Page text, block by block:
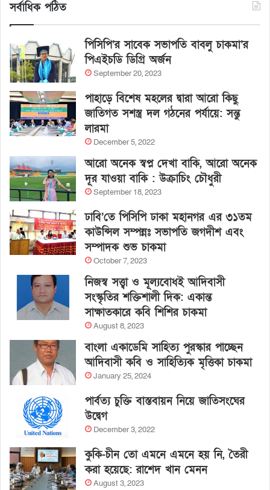
সর্বাধিক পঠিত
পিসিপি’র সাবেক সভাপতি বাবলু চাকমা’র
পিএইচডি ডিগ্রি অর্জন
September 20, 2023
পাহাড়ে বিশেষ মহলের দ্বারা আরো কিছু
জাতিগত সশস্ত্র দল গঠনের পর্যায়ে: সন্তু
লারমা
December 5, 2022
আরো অনেক স্বপ্ন দেখা বাকি, আরো অনেক
দূর যাওয়া বাকি : উক্রাচিং চৌধুরী
September 18, 2023
ঢাবি’তে পিসিপি ঢাকা মহানগর এর ৩১তম
কাউন্সিল সম্পন্নঃ সভাপতি জগদীশ এবং
সম্পাদক শুভ চাকমা
October 7, 2023
নিজস্ব সত্ত্বা ও মূল্যবোধই আদিবাসী
সংস্কৃতির শক্তিশালী দিক: একান্ত
সাক্ষাতকারে কবি শিশির চাকমা
August 8, 2023
বাংলা একাডেমি সাহিত্য পুরস্কার পাচ্ছেন
আদিবাসী কবি ও সাহিত্যিক মৃত্তিকা চাকমা
January 25, 2024
পার্বত্য চুক্তি বাস্তবায়ন নিয়ে জাতিসংঘের
উদ্বেগ
December 3, 2022
কুকি-চীন তো এমনে এমনে হয় নি, তৈরী
করা হয়েছে: রাশেদ খান মেনন
August 3, 2023